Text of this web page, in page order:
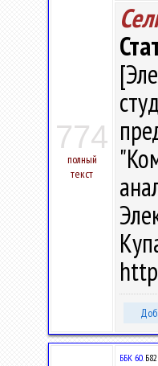
774
полный
текст
ББК 60.Б82